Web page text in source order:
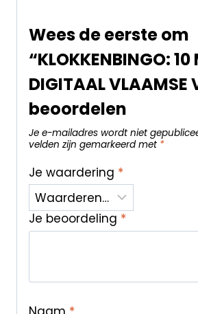
Wees de eerste om
“KLOKKENBINGO: 10
DIGITAAL VLAAMSE
beoordelen
Je e-mailadres wordt niet
velden zijn gemarkeerd met *
Je waardering *
Je beoordeling *